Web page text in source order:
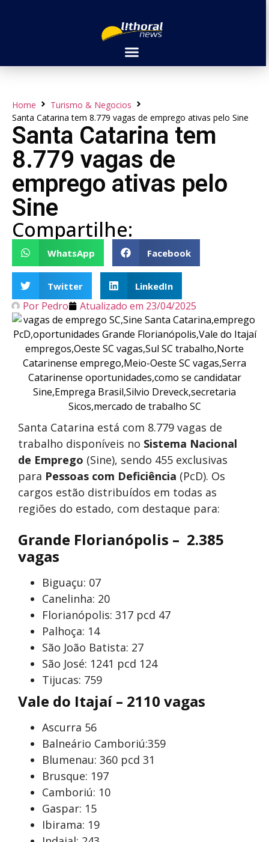
Home
Turismo & Negocios
Santa Catarina tem 8.779 vagas de emprego ativas pelo Sine
Santa Catarina tem
8.779 vagas de
emprego ativas pelo
Sine
Compartilhe:
WhatsApp Facebook
Twitter LinkedIn
Por Pedro Atualizado em 23/04/2025
Santa Catarina está com 8.779 vagas de
trabalho disponíveis no Sistema Nacional
de Emprego (Sine), sendo 455 exclusivas
para Pessoas com Deficiência (PcD). Os
cargos estão distribuídos em todas as
regiões do estado, com destaque para:
Grande Florianópolis – 2.385
vagas
Biguaçu: 07
Canelinha: 20
Florianópolis: 317 pcd 47
Palhoça: 14
São João Batista: 27
São José: 1241 pcd 124
Tijucas: 759
Vale do Itajaí – 2110 vagas
Ascurra 56
Balneário Camboriú:359
Blumenau: 360 pcd 31
Brusque: 197
Camboriú: 10
Gaspar: 15
Ibirama: 19